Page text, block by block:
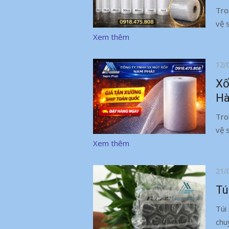
vệ
Xem thêm
vào
12/
vệ
Xem thêm
21/
Túi